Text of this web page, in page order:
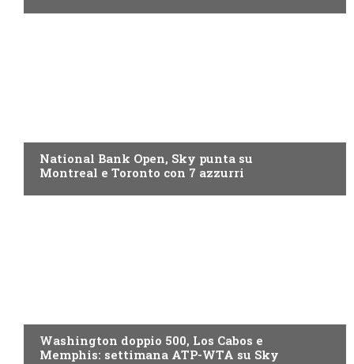
National Bank Open, Sky punta su
Montreal e Toronto con 7 azzurri
Washington doppio 500, Los Cabos e
Memphis: settimana ATP-WTA su Sky